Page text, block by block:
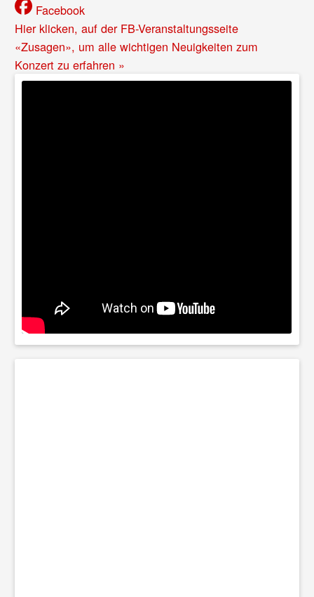
Facebook
Hier klicken, auf der FB-Veranstaltungsseite
«Zusagen», um alle wichtigen Neuigkeiten zum
Konzert zu erfahren »